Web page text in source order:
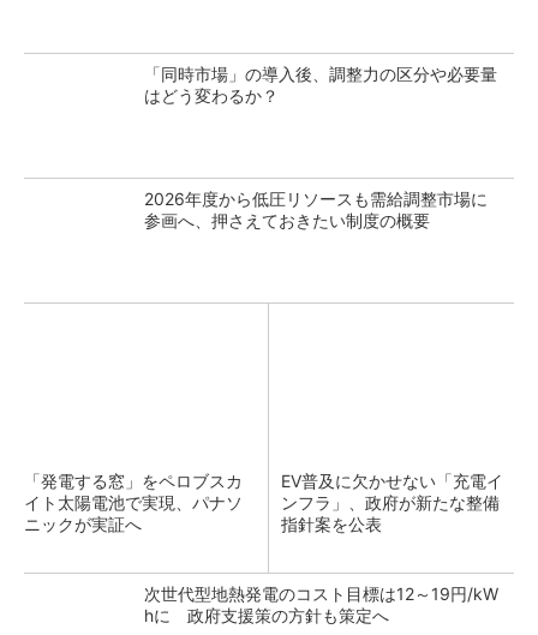
「同時市場」の導入後、調整力の区分や必要量
はどう変わるか？
2026年度から低圧リソースも需給調整市場に
参画へ、押さえておきたい制度の概要
「発電する窓」をペロブスカ
イト太陽電池で実現、パナソ
ニックが実証へ
EV普及に欠かせない「充電イ
ンフラ」、政府が新たな整備
指針案を公表
次世代型地熱発電のコスト目標は12～19円/kW
hに 政府支援策の方針も策定へ